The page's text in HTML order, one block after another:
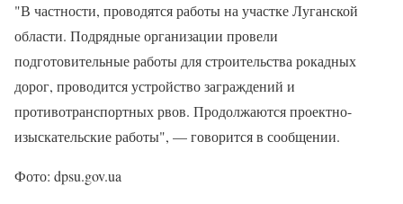
"В частности, проводятся работы на участке Луганской
области. Подрядные организации провели
подготовительные работы для строительства рокадных
дорог, проводится устройство заграждений и
противотранспортных рвов. Продолжаются проектно-
изыскательские работы", — говорится в сообщении.
Фото: dpsu.gov.ua